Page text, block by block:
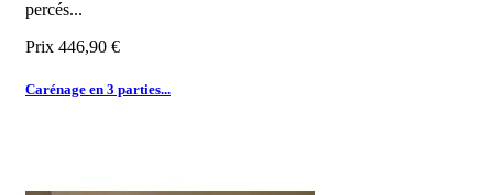
percés...
Prix 446,90 €
Carénage en 3 parties...